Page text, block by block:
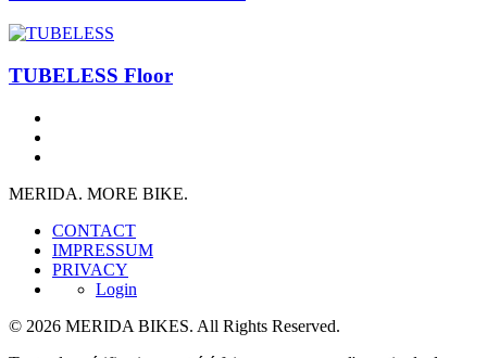
TUBELESS Floor
MERIDA. MORE BIKE.
CONTACT
IMPRESSUM
PRIVACY
Login
© 2026 MERIDA BIKES. All Rights Reserved.